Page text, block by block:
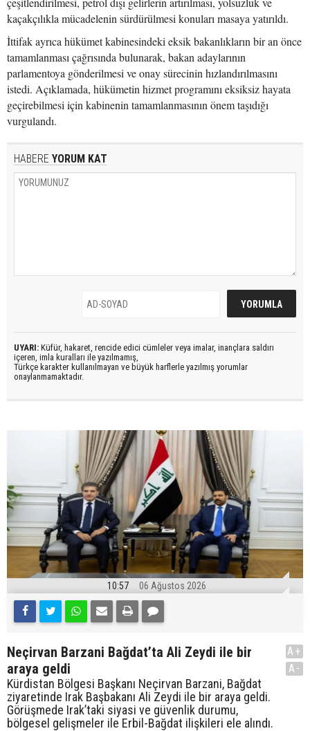
kaçakçılıkla mücadelenin sürdürülmesi konuları masaya yatırıldı.
İttifak ayrıca hükümet kabinesindeki eksik bakanlıkların bir an önce
tamamlanması çağrısında bulunarak, bakan adaylarının
parlamentoya gönderilmesi ve onay sürecinin hızlandırılmasını
istedi. Açıklamada, hükümetin hizmet programını eksiksiz hayata
geçirebilmesi için kabinenin tamamlanmasının önem taşıdığı
vurgulandı.
HABERE YORUM KAT
UYARI: Küfür, hakaret, rencide edici cümleler veya imalar, inançlara saldırı
içeren, imla kuralları ile yazılmamış,
Türkçe karakter kullanılmayan ve büyük harflerle yazılmış yorumlar
onaylanmamaktadır.
10:57 06 Ağustos 2026
Neçirvan Barzani Bağdat’ta Ali Zeydi ile bir
araya geldi
Kürdistan Bölgesi Başkanı Neçirvan Barzani, Bağdat
ziyaretinde Irak Başbakanı Ali Zeydi ile bir araya geldi.
Görüşmede Irak’taki siyasi ve güvenlik durumu,
bölgesel gelişmeler ile Erbil-Bağdat ilişkileri ele alındı.
A+
A-